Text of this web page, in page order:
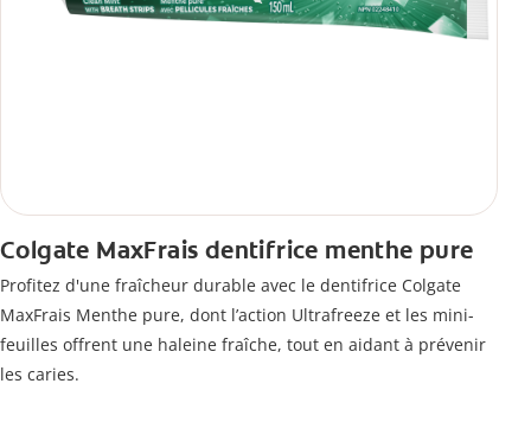
Colgate MaxFrais dentifrice menthe pure
Profitez d'une fraîcheur durable avec le dentifrice Colgate
MaxFrais Menthe pure, dont l’action Ultrafreeze et les mini-
feuilles offrent une haleine fraîche, tout en aidant à prévenir
les caries.